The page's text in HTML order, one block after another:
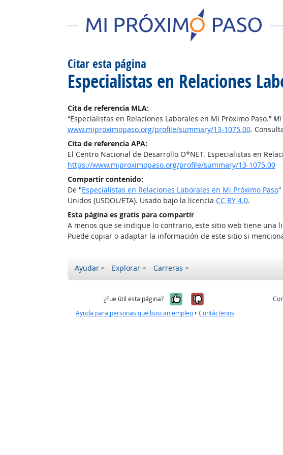
Citar esta página
Especialistas en Relaciones
Cita de referencia MLA:
“Especialistas en Relaciones Laborales en Mi Próximo Paso.” Mi
www.miproximopaso.org/profile/summary/13-1075.00.
Cita de referencia APA:
El Centro Nacional de Desarrollo O*NET. Especialistas en
https://www.miproximopaso.org/profile/summary/13-1075.00
Compartir contenido:
De "Especialistas en Relaciones Laborales en Mi Próximo Paso"
Unidos (USDOL/ETA). Usado bajo la licencia CC BY 4.0.
Esta página es gratis para compartir
A menos que se indique lo contrario, este sitio web tiene una
Puede copiar o adaptar la información de este sitio si
Ayudar Explorar Carreras
¿Fue útil esta página? Sí, fue útil
No, no fue útil
Ayuda para personas que buscan empleo •Contáctenos